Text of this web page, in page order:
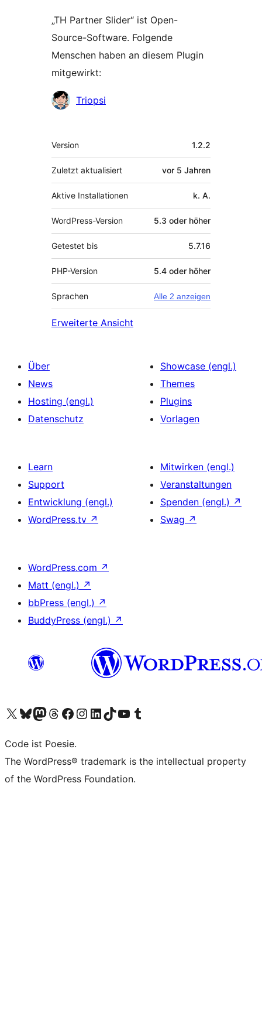
„TH Partner Slider“ ist Open-
Source-Software. Folgende
Menschen haben an diesem Plugin
mitgewirkt:
Mitwirkende
Triopsi
Meta
Version 1.2.2
Zuletzt aktualisiert vor 5 Jahren
Aktive Installationen k. A.
WordPress-Version 5.3 oder höher
Getestet bis 5.7.16
PHP-Version 5.4 oder höher
Sprachen Alle 2 anzeigen
Erweiterte Ansicht
Über
News
Hosting (engl.)
Datenschutz
Showcase (engl.)
Themes
Plugins
Vorlagen
Learn
Support
Entwicklung (engl.)
WordPress.tv ↗
Mitwirken (engl.)
Veranstaltungen
Spenden (engl.) ↗
Swag ↗
WordPress.com ↗
Matt (engl.) ↗
bbPress (engl.) ↗
BuddyPress (engl.) ↗
Unser X-Konto (früher Twitter) besuchen
Unser Bluesky-Konto besuchen
Unser Mastodon-Konto besuchen
Unser Threads-Konto besuchen
Unsere Facebook-Seite besuchen
Unser Instagram-Konto besuchen
Unser LinkedIn-Konto besuchen
Unser TikTok-Konto besuchen
Unseren YouTube-Kanal besuchen
Unser Tumblr-Konto besuchen
Code ist Poesie.
The WordPress® trademark is the intellectual property
of the WordPress Foundation.